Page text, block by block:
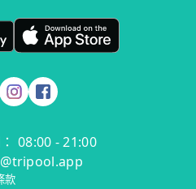
08:00 - 21:00
款